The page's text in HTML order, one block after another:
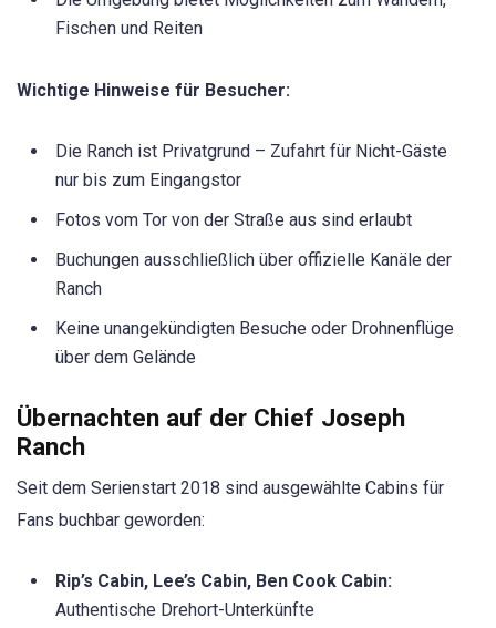
Fischen und Reiten
Wichtige Hinweise für Besucher:
Die Ranch ist Privatgrund – Zufahrt für Nicht-Gäste
nur bis zum Eingangstor
Fotos vom Tor von der Straße aus sind erlaubt
Buchungen ausschließlich über offizielle Kanäle der
Ranch
Keine unangekündigten Besuche oder Drohnenflüge
über dem Gelände
Übernachten auf der Chief Joseph
Ranch
Seit dem Serienstart 2018 sind ausgewählte Cabins für
Fans buchbar geworden:
Rip’s Cabin, Lee’s Cabin, Ben Cook Cabin:
Authentische Drehort-Unterkünfte